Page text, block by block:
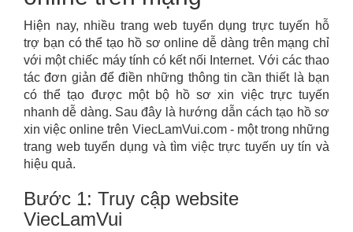
Hiện nay, nhiều trang web tuyển dụng trực tuyến hỗ
trợ bạn có thể tạo hồ sơ online dễ dàng trên mạng chỉ
với một chiếc máy tính có kết nối Internet. Với các thao
tác đơn giản để điền những thông tin cần thiết là bạn
có thể tạo được một bộ hồ sơ xin việc trực tuyến
nhanh dễ dàng. Sau đây là hướng dẫn cách tạo hồ sơ
xin việc online trên ViecLamVui.com - một trong những
trang web tuyển dụng và tìm việc trực tuyến uy tín và
hiệu quả.
Bước 1: Truy cập website
ViecLamVui